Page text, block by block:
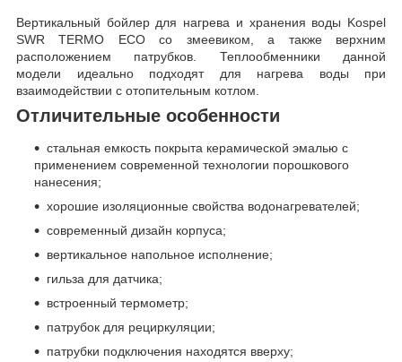
Вертикальный бойлер для нагрева и хранения воды Kospel
SWR TERMO ECO со змеевиком, а также верхним
расположением патрубков. Теплообменники данной
модели идеально подходят для нагрева воды при
взаимодействии с отопительным котлом.
Отличительные особенности
стальная емкость покрыта керамической эмалью с
применением современной технологии порошкового
нанесения;
хорошие изоляционные свойства водонагревателей;
современный дизайн корпуса;
вертикальное напольное исполнение;
гильза для датчика;
встроенный термометр;
патрубок для рециркуляции;
патрубки подключения находятся вверху;